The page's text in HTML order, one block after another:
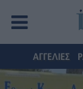
ΑΓΓΕΛΙΕΣ